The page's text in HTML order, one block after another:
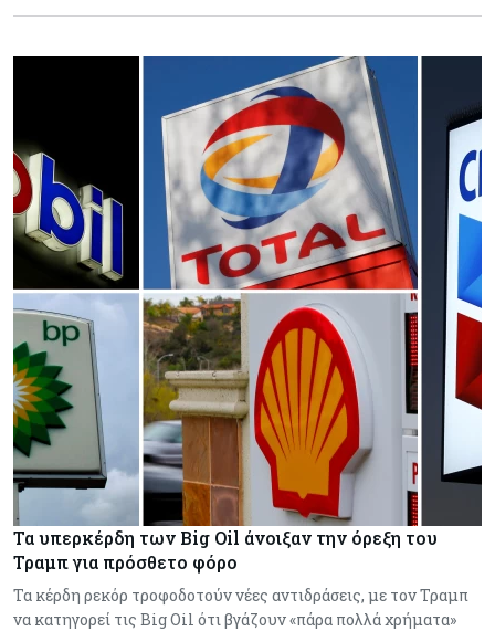
Τα υπερκέρδη των Big Oil άνοιξαν την όρεξη του
Τραμπ για πρόσθετο φόρο
Τα κέρδη ρεκόρ τροφοδοτούν νέες αντιδράσεις, με τον Τραμπ
να κατηγορεί τις Big Oil ότι βγάζουν «πάρα πολλά χρήματα»